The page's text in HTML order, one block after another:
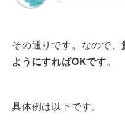
その通りです。なので、
ようにすればOKです。
具体例は以下です。